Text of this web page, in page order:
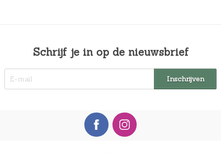
Schrijf je in op de nieuwsbrief